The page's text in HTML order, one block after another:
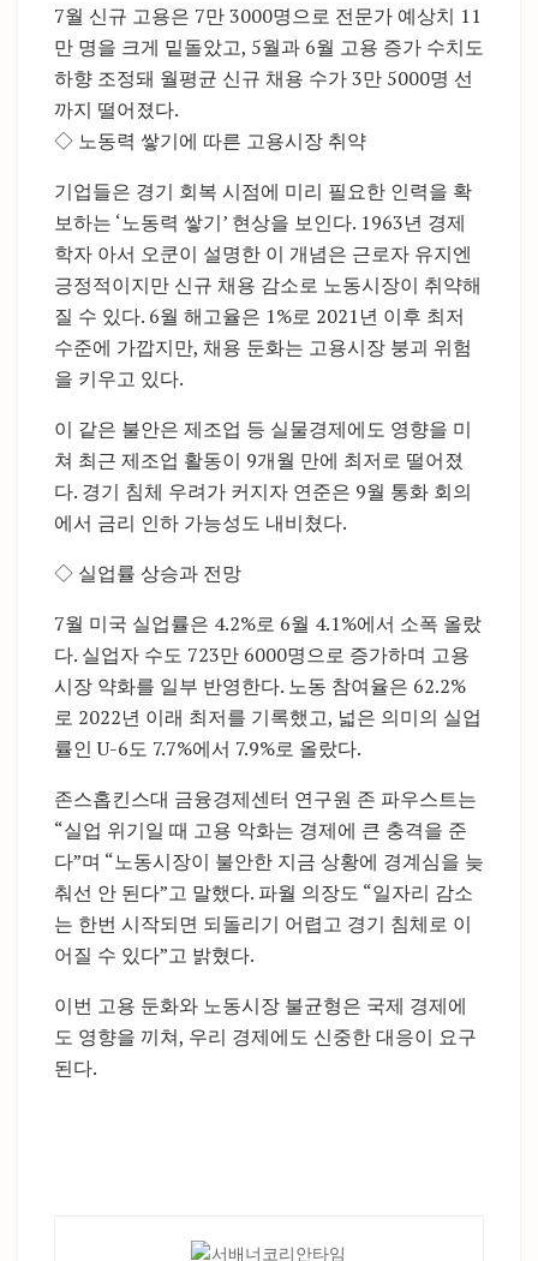
7월 신규 고용은 7만 3000명으로 전문가 예상치 11
만 명을 크게 밑돌았고, 5월과 6월 고용 증가 수치도
하향 조정돼 월평균 신규 채용 수가 3만 5000명 선
까지 떨어졌다.
◇ 노동력 쌓기에 따른 고용시장 취약
기업들은 경기 회복 시점에 미리 필요한 인력을 확
보하는 ‘노동력 쌓기’ 현상을 보인다. 1963년 경제
학자 아서 오쿤이 설명한 이 개념은 근로자 유지엔
긍정적이지만 신규 채용 감소로 노동시장이 취약해
질 수 있다. 6월 해고율은 1%로 2021년 이후 최저
수준에 가깝지만, 채용 둔화는 고용시장 붕괴 위험
을 키우고 있다.
이 같은 불안은 제조업 등 실물경제에도 영향을 미
쳐 최근 제조업 활동이 9개월 만에 최저로 떨어졌
다. 경기 침체 우려가 커지자 연준은 9월 통화 회의
에서 금리 인하 가능성도 내비쳤다.
◇ 실업률 상승과 전망
7월 미국 실업률은 4.2%로 6월 4.1%에서 소폭 올랐
다. 실업자 수도 723만 6000명으로 증가하며 고용
시장 약화를 일부 반영한다. 노동 참여율은 62.2%
로 2022년 이래 최저를 기록했고, 넓은 의미의 실업
률인 U-6도 7.7%에서 7.9%로 올랐다.
존스홉킨스대 금융경제센터 연구원 존 파우스트는
“실업 위기일 때 고용 악화는 경제에 큰 충격을 준
다”며 “노동시장이 불안한 지금 상황에 경계심을 늦
춰선 안 된다”고 말했다. 파월 의장도 “일자리 감소
는 한번 시작되면 되돌리기 어렵고 경기 침체로 이
어질 수 있다”고 밝혔다.
이번 고용 둔화와 노동시장 불균형은 국제 경제에
도 영향을 끼쳐, 우리 경제에도 신중한 대응이 요구
된다.